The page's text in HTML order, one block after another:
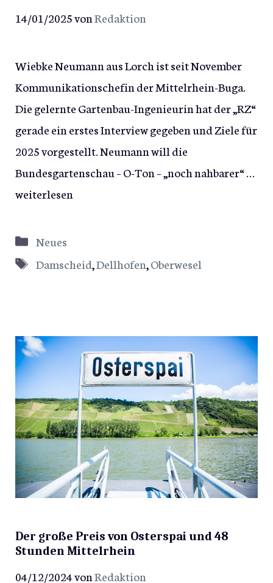
14/01/2025vonRedaktion
Wiebke Neumann aus Lorch ist seit November
Kommunikationschefin der Mittelrhein-Buga.
Die gelernte Gartenbau-Ingenieurin hat der „RZ“
gerade ein erstes Interview gegeben und Ziele für
2025 vorgestellt. Neumann will die
Bundesgartenschau – O-Ton – „noch nahbarer“ …
weiterlesen
Kategorien
Neues
Schlagwörter
Damscheid,Dellhofen,Oberwesel
Der große Preis von Osterspai und 48
Stunden Mittelrhein
04/12/2024vonRedaktion